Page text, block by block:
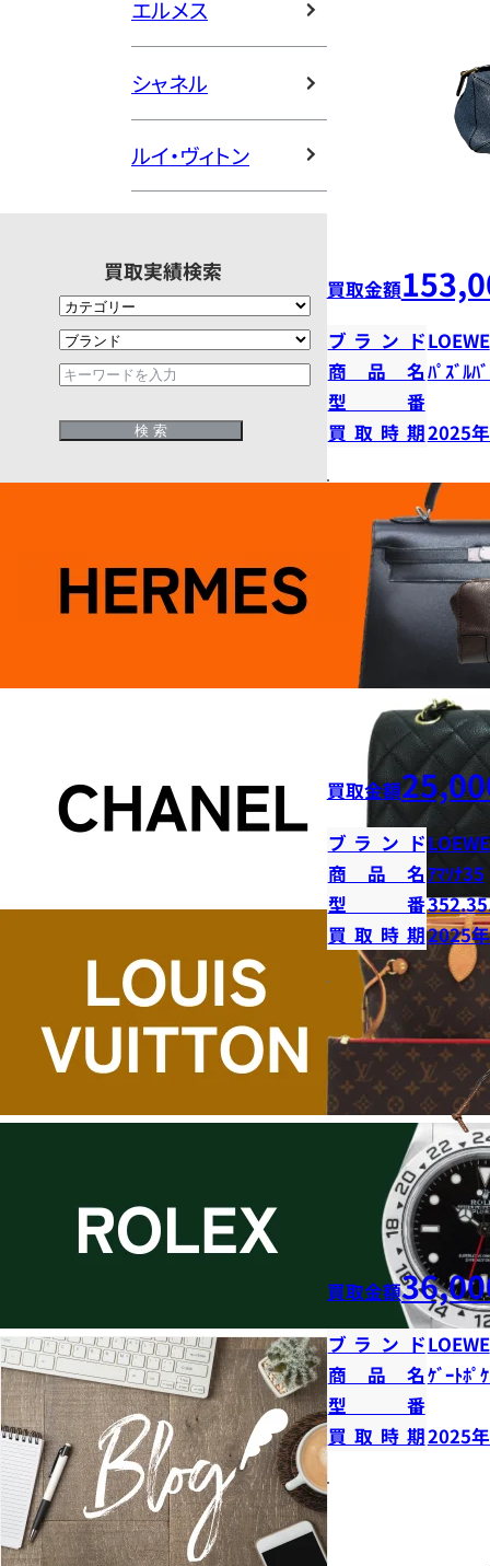
エルメス
シャネル
ルイ・ヴィトン
買取実績検索
買取金額
ブランドLOEWE
商品名ﾊﾟｽﾞﾙﾊ
型番
買取時期2025
買取金額
ブランドLOEWE
商品名 ｱﾏｿﾅ35
型番
買取時期2025
買取金額
ブランドLOEWE
商品名ｹﾞｰﾄﾎﾟ
型番
買取時期2025